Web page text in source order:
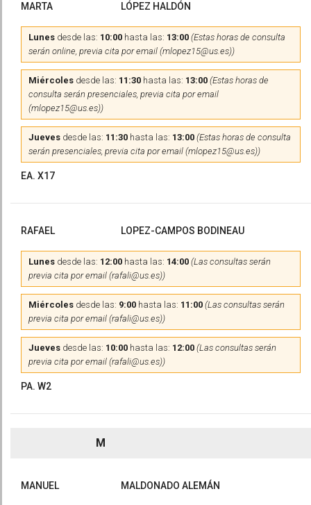
MARTA LÓPEZ HALDÓN
Lunes desde las: 10:00 hasta las: 13:00 (Estas horas de consulta
serán online, previa cita por email (mlopez15@us.es))
Miércoles desde las: 11:30 hasta las: 13:00 (Estas horas de
consulta serán presenciales, previa cita por email
(mlopez15@us.es))
Jueves desde las: 11:30 hasta las: 13:00 (Estas horas de consulta
serán presenciales, previa cita por email (mlopez15@us.es))
EA. X17
RAFAEL LOPEZ-CAMPOS BODINEAU
Lunes desde las: 12:00 hasta las: 14:00 (Las consultas serán
previa cita por email (rafali@us.es))
Miércoles desde las: 9:00 hasta las: 11:00 (Las consultas serán
previa cita por email (rafali@us.es))
Jueves desde las: 10:00 hasta las: 12:00 (Las consultas serán
previa cita por email (rafali@us.es))
PA. W2
M
MANUEL MALDONADO ALEMÁN